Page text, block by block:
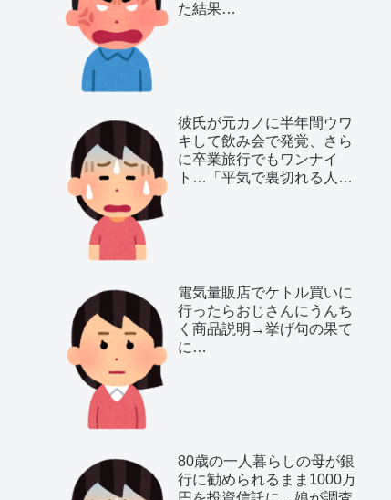
た結果…
彼氏が元カノに半年間ウワ
キして飲み会で発覚、さら
に卒業旅行でもワンナイ
ト…「平気で裏切れる人種
電気量販店でケトル買いに
行ったらおじさんにうんち
く商品説明→挙げ句の果て
に…
80歳の一人暮らしの母が銀
行に勧められるまま1000万